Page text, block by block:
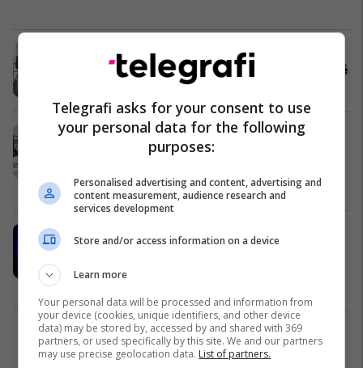
Analistët komentojnë mesazhet që
sollën zyrtarët amerikanë në Kosovë
26/04/2022
A duhet të lëshojë pe Kosova për
zgjedhjet e Serbisë? - Analistët me
Siguri 21/03/2022
Hyseni i PSD-së pasi u refuzua Kodi
konservatore sa u tregua sot në
1
Telegrafi asks for your consent to use
your personal data for the following
purposes:
Personalised advertising and content, advertising and
content measurement, audience research and
services development
Store and/or access information on a device
Learn more
Your personal data will be processed and information from
your device (cookies, unique identifiers, and other device
data) may be stored by, accessed by and shared with 369
partners, or used specifically by this site. We and our partners
may use precise geolocation data. List of partners.